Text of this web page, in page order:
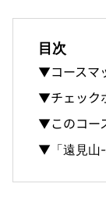
目次
▼コースマ
▼チェック
▼このコー
▼「遠見山-